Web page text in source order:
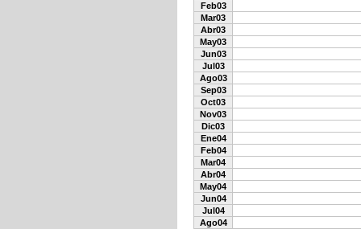
Feb03
Mar03
Abr03
May03
Jun03
Jul03
Ago03
Sep03
Oct03
Nov03
Dic03
Ene04
Feb04
Mar04
Abr04
May04
Jun04
Jul04
Ago04